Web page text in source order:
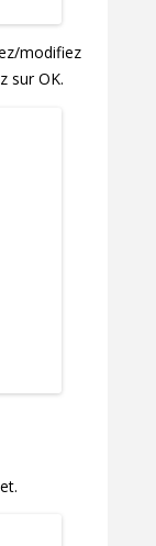
modifiez
sur OK.